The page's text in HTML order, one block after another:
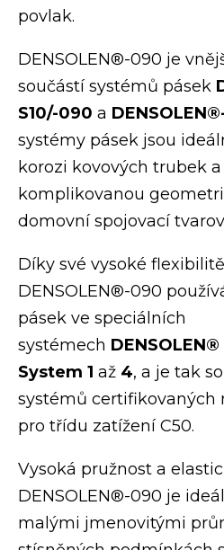
povlak.
DENSOLEN®-090 je
součástí systémů pásek
S10/-090 a
systémy pásek jsou
korozi kovových trubek
komplikovanou
domovní spojovací
Díky své vysoké
DENSOLEN®-090
pásek ve speciálních
systémech
System 1 až 4, a je tak
systémů certifikovaných
pro ­třídu zatížení C50.
Vysoká pružnost a
DENSOLEN®-090 je
malými jmenovitými